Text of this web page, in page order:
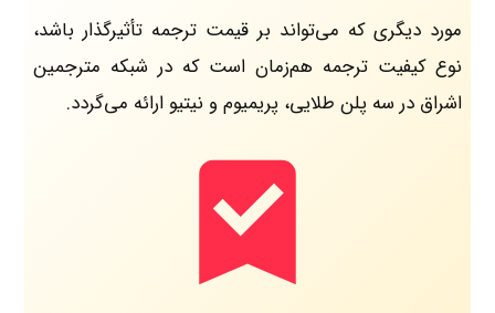
مورد دیگری که می‌تواند بر قیمت ترجمه تأثیرگذار باشد،
نوع کیفیت ترجمه هم‌زمان است که در شبکه مترجمین
اشراق در سه پلن طلایی، پریمیوم و نیتیو ارائه می‌گردد.